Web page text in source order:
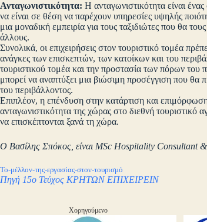
Ανταγωνιστικότητα: Η ανταγωνιστικότητα είναι
να είναι σε θέση να παρέχουν υπηρεσίες υψηλής
μια μοναδική εμπειρία για τους ταξιδιώτες που θα
άλλους.
Συνολικά, οι επιχειρήσεις στον τουριστικό τομέα
ανάγκες των επισκεπτών, των κατοίκων και του
τουριστικού τομέα και την προστασία των πόρων του
μπορεί να αναπτύξει μια βιώσιμη προσέγγιση που θα
του περιβάλλοντος.
Επιπλέον, η επένδυση στην κατάρτιση και
ανταγωνιστικότητα της χώρας στο διεθνή τουριστικό
να επισκέπτονται ξανά τη χώρα.
Ο Βασίλης Σπόκος, είναι MSc Hospitality
Το-μέλλον-της-εργασίας-στον-τουρισμό
Πηγή 15o Τεύχος ΚΡΗΤΩΝ ΕΠΙΧΕΙΡΕΙΝ
Χορηγούμενο